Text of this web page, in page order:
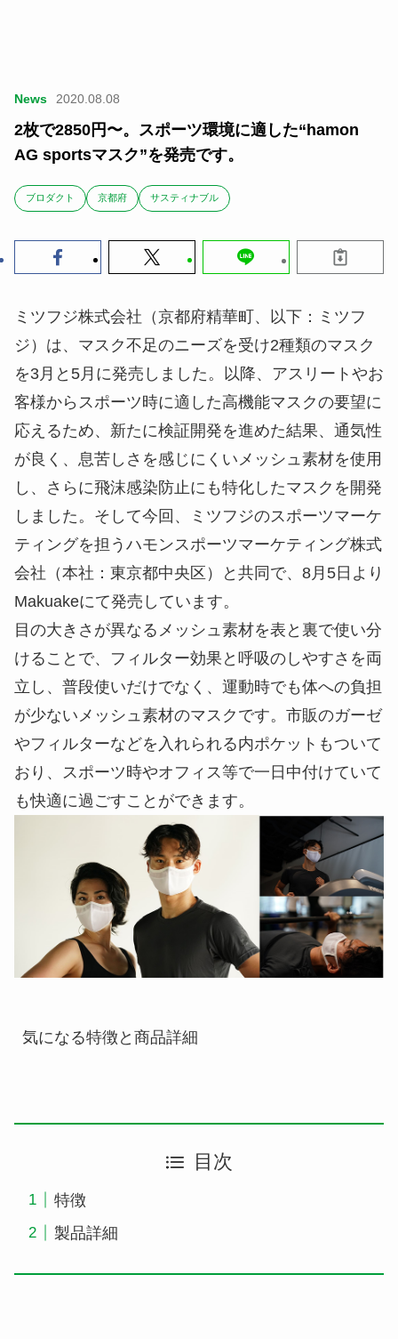
News 2020.08.08
2枚で2850円〜。スポーツ環境に適した“hamon
AG sportsマスク”を発売です。
ブロダクト 京都府 サスティナブル
ミツフジ株式会社（京都府精華町、以下：ミツフ
ジ）は、マスク不足のニーズを受け2種類のマスク
を3月と5月に発売しました。以降、アスリートやお
客様からスポーツ時に適した高機能マスクの要望に
応えるため、新たに検証開発を進めた結果、通気性
が良く、息苦しさを感じにくいメッシュ素材を使用
し、さらに飛沫感染防止にも特化したマスクを開発
しました。そして今回、ミツフジのスポーツマーケ
ティングを担うハモンスポーツマーケティング株式
会社（本社：東京都中央区）と共同で、8月5日より
Makuakeにて発売しています。
目の大きさが異なるメッシュ素材を表と裏で使い分
けることで、フィルター効果と呼吸のしやすさを両
立し、普段使いだけでなく、運動時でも体への負担
が少ないメッシュ素材のマスクです。市販のガーゼ
やフィルターなどを入れられる内ポケットもついて
おり、スポーツ時やオフィス等で一日中付けていて
も快適に過ごすことができます。
気になる特徴と商品詳細
目次
特徴
製品詳細